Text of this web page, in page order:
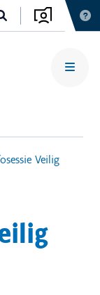
Veilig